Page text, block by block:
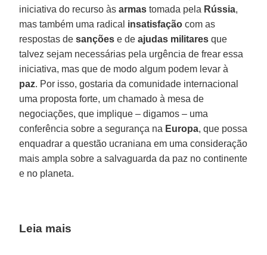
iniciativa do recurso àsarmas tomada pela Rússia,
mas também uma radical insatisfação com as
respostas desanções e deajudas militares que
talvez sejam necessárias pela urgência de frear essa
iniciativa, mas que de modo algum podem levar à
paz. Por isso, gostaria da comunidade internacional
uma proposta forte, um chamado à mesa de
negociações, que implique – digamos – uma
conferência sobre a segurança na Europa, que possa
enquadrar a questão ucraniana em uma consideração
mais ampla sobre a salvaguarda da paz no continente
e no planeta.
Leia mais